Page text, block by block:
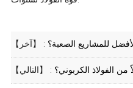
【آخر】 : الخيار الأفضل للمشاريع الصعبة؟
【التالي】 : بدلاً من الفولاذ الكربوني؟